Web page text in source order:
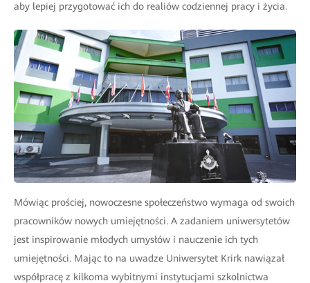
aby lepiej przygotować ich do realiów codziennej pracy i życia.
Mówiąc prościej, nowoczesne społeczeństwo wymaga od swoich
pracowników nowych umiejętności. A zadaniem uniwersytetów
jest inspirowanie młodych umysłów i nauczenie ich tych
umiejętności. Mając to na uwadze Uniwersytet Krirk nawiązał
współpracę z kilkoma wybitnymi instytucjami szkolnictwa